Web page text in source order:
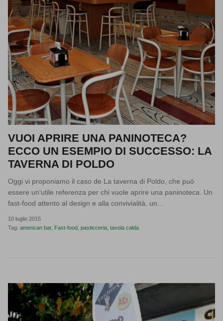
VUOI APRIRE UNA PANINOTECA?
ECCO UN ESEMPIO DI SUCCESSO: LA
TAVERNA DI POLDO
Oggi vi proponiamo il caso de La taverna di Poldo, che può
essere un'utile referenza per chi vuole aprire una paninoteca. Un
fast-food attento al design e alla convivialità, un...
10 luglio 2015
Tag: american bar Fast-food pasticceria tavola calda